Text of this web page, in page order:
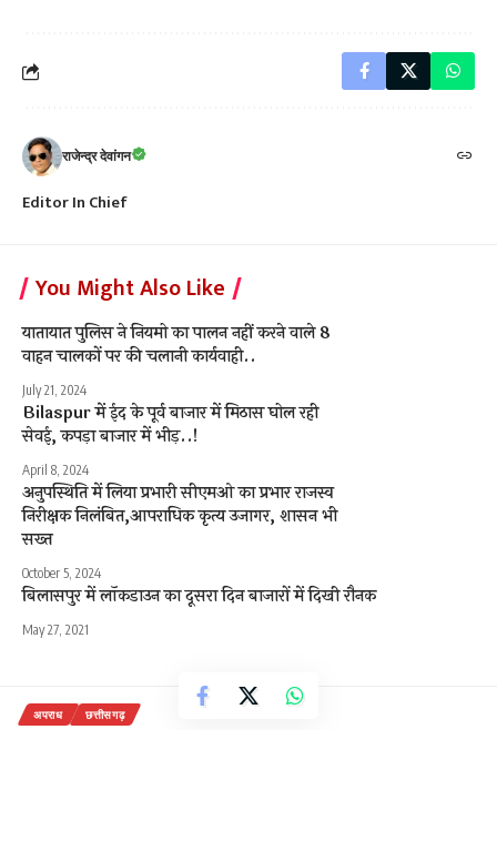
राजेन्द्र देवांगन
Editor In Chief
You Might Also Like
यातायात पुलिस ने नियमो का पालन नहीं करने वाले 8
वाहन चालकों पर की चलानी कार्यवाही..
July 21, 2024
Bilaspur में ईद के पूर्व बाजार में मिठास घोल रही
सेवई, कपड़ा बाजार में भीड़..!
April 8, 2024
अनुपस्थिति में लिया प्रभारी सीएमओ का प्रभार राजस्व
निरीक्षक निलंबित,आपराधिक कृत्य उजागर, शासन भी
सख्त
October 5, 2024
बिलासपुर में लॉकडाउन का दूसरा दिन बाजारों में दिखी रौनक
May 27, 2021
अपराध छत्तीसगढ़